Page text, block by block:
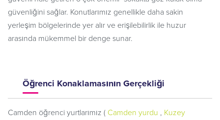
güvenliğini sağlar. Konutlarımız genellikle daha sakin
yerleşim bölgelerinde yer alır ve erişilebilirlik ile huzur
arasında mükemmel bir denge sunar.
Öğrenci Konaklamasının Gerçekliği
Camden öğrenci yurtlarımız ( Camden yurdu , Kuzey